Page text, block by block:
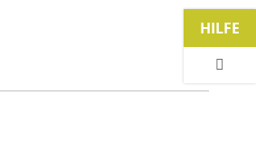
HILFE